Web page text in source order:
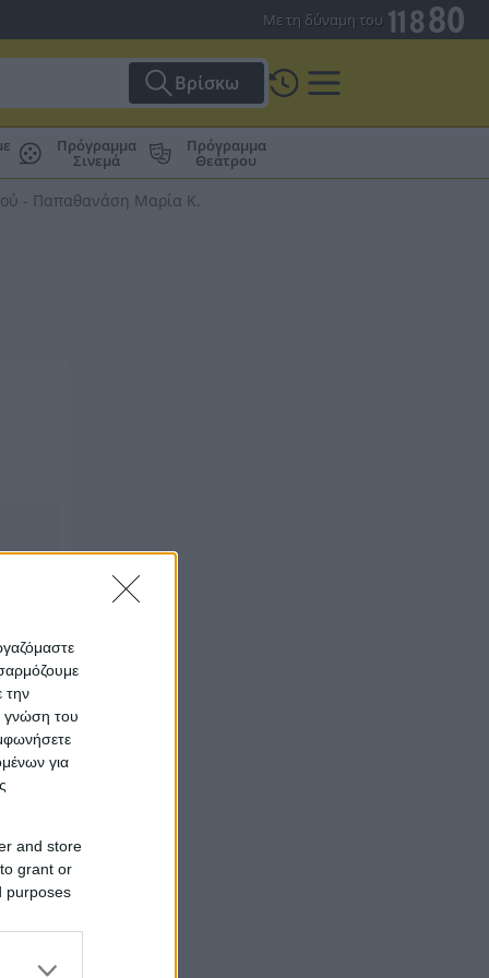
την
γνώση του
για
and store
grant or
purposes
Με τη δύναμη του
Βρίσκω
Πρόγραμμα
Σινεμά
Πρόγραμμα
Θεάτρου
- Παπαθανάση Μαρία Κ.